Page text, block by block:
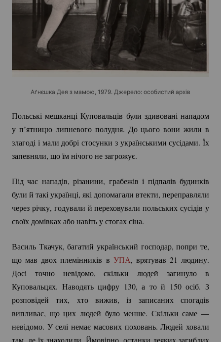
Аґнєшка Дея з мамою, 1979. Джерело: особистий архів
Польські мешканці Куповальців були здивовані нападом
у п’ятницю липневого полудня. До цього вони жили в
злагоді і мали добрі стосунки з українськими сусідами. Їх
запевняли, що їм нічого не загрожує.
Під час нападів, різанини, грабежів і підпалів будинків
були й такі українці, які допомагали втекти, переправляли
через річку, годували й переховували польських сусідів у
своїх домівках або навіть у стогах сіна.
Василь Ткачук, багатий український господар, попри те,
що мав двох племінників в УПА, врятував 21 людину.
Досі точно невідомо, скільки людей загинуло в
Куповальцях. Наводять цифру 130, а то й 150 осіб. З
розповідей тих, хто вижив, із записаних спогадів
випливає, що цих людей було менше. Скільки саме —
невідомо. У селі немає масових поховань. Людей ховали
там, де їх знаходили. Ймовірно, останки деяких загиблих